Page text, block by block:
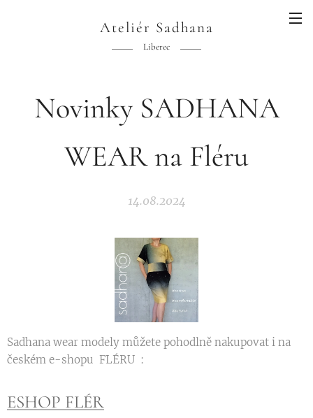
Ateliér Sadhana
Liberec
Novinky SADHANA
WEAR na Fléru
14.08.2024
Sadhana wear modely můžete pohodlně nakupovat i na
českém e-shopu FLÉRU :
ESHOP FLÉR